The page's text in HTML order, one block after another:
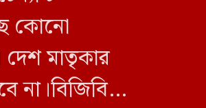
কোনো
দেশ মাতৃকার
না।বিজিবির